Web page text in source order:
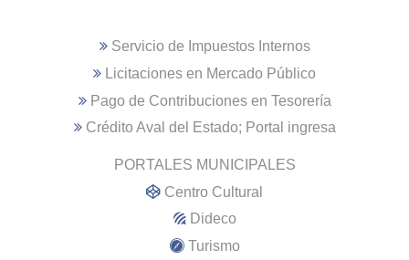
Servicio de Impuestos Internos
Licitaciones en Mercado Público
Pago de Contribuciones en Tesorería
Crédito Aval del Estado; Portal ingresa
PORTALES MUNICIPALES
Centro Cultural
Dideco
Turismo